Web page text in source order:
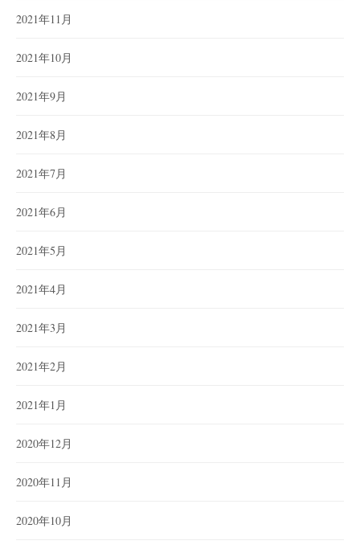
2021年11月
2021年10月
2021年9月
2021年8月
2021年7月
2021年6月
2021年5月
2021年4月
2021年3月
2021年2月
2021年1月
2020年12月
2020年11月
2020年10月